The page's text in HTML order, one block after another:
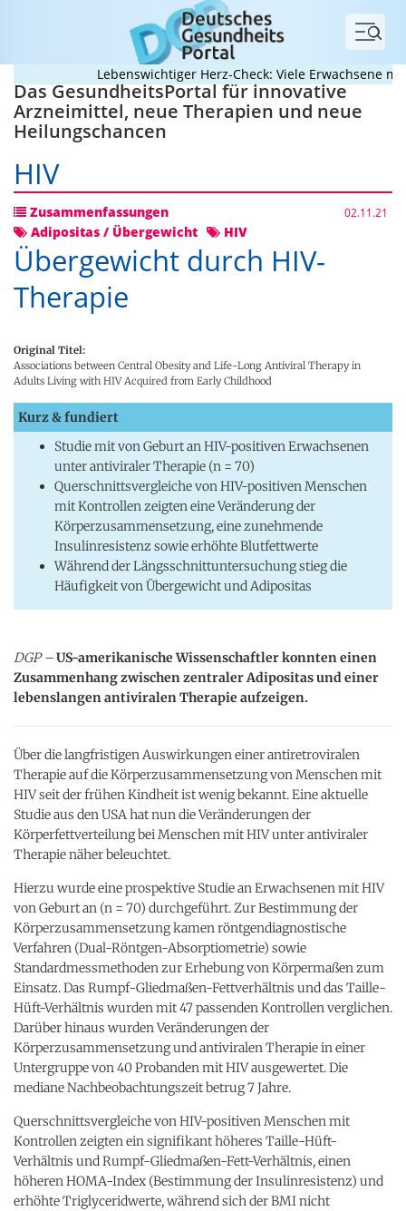
Menü
Lebenswichtiger Herz-Check: Viele Erwachsene mit
Das GesundheitsPortal für innovative
Arzneimittel, neue Therapien und neue
Heilungschancen
HIV
Zusammenfassungen 02.11.21
Adipositas / Übergewicht HIV
Übergewicht durch HIV-
Therapie
Original Titel:
Associations between Central Obesity and Life-Long Antiviral Therapy in
Adults Living with HIV Acquired from Early Childhood
Kurz & fundiert
Studie mit von Geburt an HIV-positiven Erwachsenen
unter antiviraler Therapie (n = 70)
Querschnittsvergleiche von HIV-positiven Menschen
mit Kontrollen zeigten eine Veränderung der
Körperzusammensetzung, eine zunehmende
Insulinresistenz sowie erhöhte Blutfettwerte
Während der Längsschnittuntersuchung stieg die
Häufigkeit von Übergewicht und Adipositas
DGP –US-amerikanische Wissenschaftler konnten einen
Zusammenhang zwischen zentraler Adipositas und einer
lebenslangen antiviralen Therapie aufzeigen.
Über die langfristigen Auswirkungen einer antiretroviralen
Therapie auf die Körperzusammensetzung von Menschen mit
HIV seit der frühen Kindheit ist wenig bekannt. Eine aktuelle
Studie aus den USA hat nun die Veränderungen der
Körperfettverteilung bei Menschen mit HIV unter antiviraler
Therapie näher beleuchtet.
Hierzu wurde eine prospektive Studie an Erwachsenen mit HIV
von Geburt an (n = 70) durchgeführt. Zur Bestimmung der
Körperzusammensetzung kamen röntgendiagnostische
Verfahren (Dual-Röntgen-Absorptiometrie) sowie
Standardmessmethoden zur Erhebung von Körpermaßen zum
Einsatz. Das Rumpf-Gliedmaßen-Fettverhältnis und das Taille-
Hüft-Verhältnis wurden mit 47 passenden Kontrollen verglichen.
Darüber hinaus wurden Veränderungen der
Körperzusammensetzung und antiviralen Therapie in einer
Untergruppe von 40 Probanden mit HIV ausgewertet. Die
mediane Nachbeobachtungszeit betrug 7 Jahre.
Querschnittsvergleiche von HIV-positiven Menschen mit
Kontrollen zeigten ein signifikant höheres Taille-Hüft-
Verhältnis und Rumpf-Gliedmaßen-Fett-Verhältnis, einen
höheren HOMA-Index (Bestimmung der Insulinresistenz) und
erhöhte Triglyceridwerte, während sich der BMI nicht